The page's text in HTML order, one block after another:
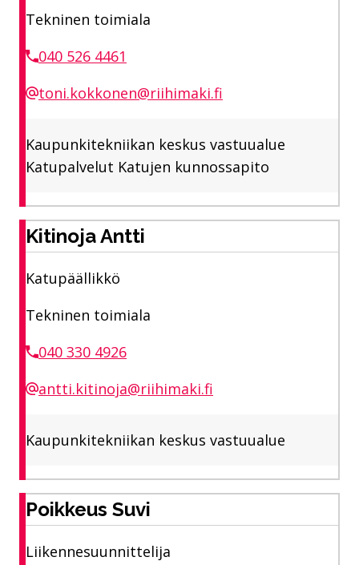
Tekninen toimiala
040 526 4461
toni.kokkonen@riihimaki.fi
Kaupunkitekniikan keskus vastuualue
Katupalvelut Katujen kunnossapito
Kitinoja Antti
Katupäällikkö
Tekninen toimiala
040 330 4926
antti.kitinoja@riihimaki.fi
Kaupunkitekniikan keskus vastuualue
Poikkeus Suvi
Liikennesuunnittelija